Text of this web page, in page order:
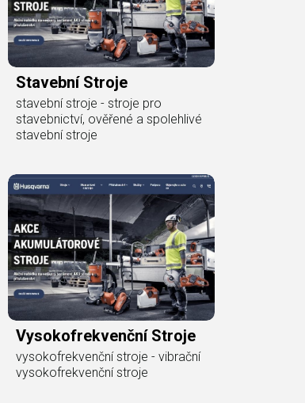
Stavební Stroje
stavební stroje - stroje pro
stavebnictví, ověřené a spolehlivé
stavební stroje
Vysokofrekvenční Stroje
vysokofrekvenční stroje - vibrační
vysokofrekvenční stroje